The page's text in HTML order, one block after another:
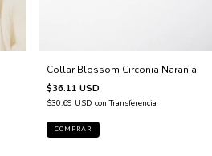
Collar Blossom Circonia Naranja
$36.11 USD
$30.69 USD con Transferencia